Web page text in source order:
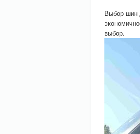
Выбор шин
выбор.